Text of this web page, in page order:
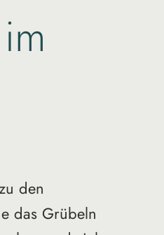
den
das Grübeln